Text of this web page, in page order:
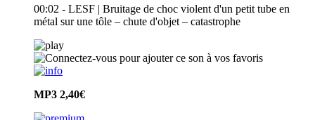
00:02 - LESF | Bruitage de choc violent d'un petit tube en
métal sur une tôle – chute d'objet – catastrophe
MP3 2,40€